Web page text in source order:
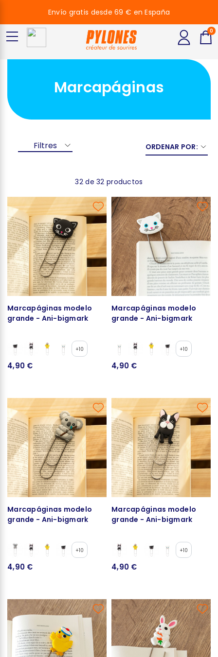
Marcapáginas
Filtres ORDENAR POR:
32 de 32 productos
Marcapáginas modelo
grande - Ani-bigmark
+10
4,90 €
Marcapáginas modelo
grande - Ani-bigmark
+10
4,90 €
Marcapáginas modelo
grande - Ani-bigmark
+10
4,90 €
Marcapáginas modelo
grande - Ani-bigmark
+10
4,90 €
Envío gratis desde 69 € en España
0